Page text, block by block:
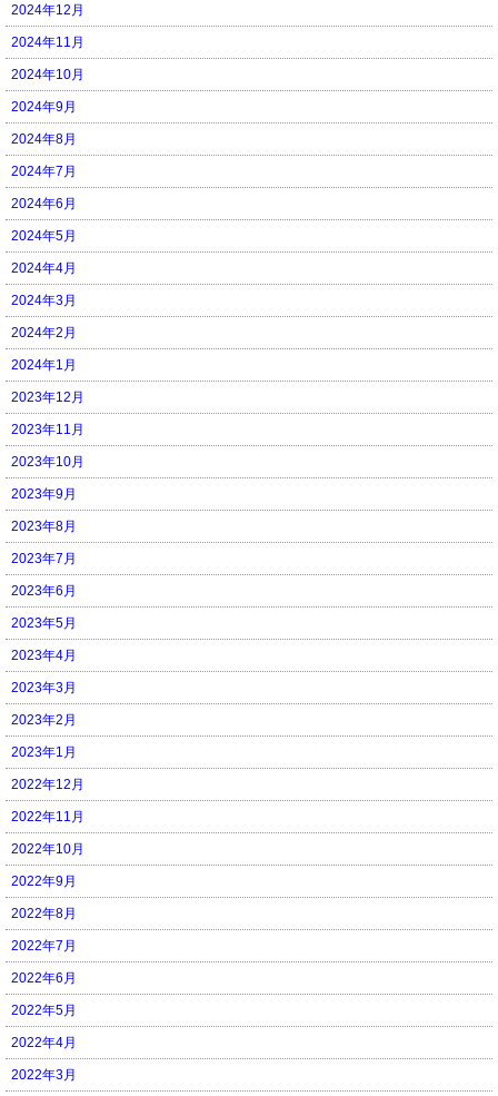
2024年12月
2024年11月
2024年10月
2024年9月
2024年8月
2024年7月
2024年6月
2024年5月
2024年4月
2024年3月
2024年2月
2024年1月
2023年12月
2023年11月
2023年10月
2023年9月
2023年8月
2023年7月
2023年6月
2023年5月
2023年4月
2023年3月
2023年2月
2023年1月
2022年12月
2022年11月
2022年10月
2022年9月
2022年8月
2022年7月
2022年6月
2022年5月
2022年4月
2022年3月